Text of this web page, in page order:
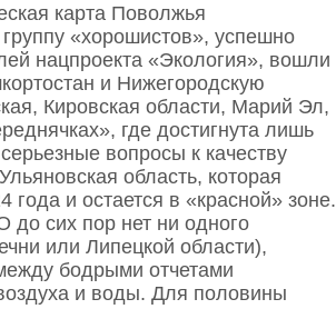
карта Поволжья
«хорошистов», успешно
нацпроекта «Экология», вошли
и Нижегородскую
Кировская области, Марий Эл,
где достигнута лишь
вопросы к качеству
область, которая
года и остается в «красной» зоне.
сих пор нет ни одного
или Липецкой области),
бодрыми отчетами
и воды. Для половины